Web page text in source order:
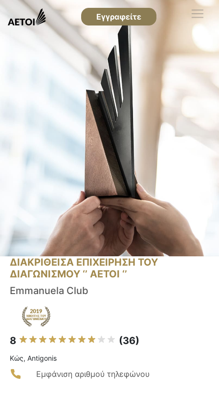
Εγγραφείτε
ΔΙΑΚΡΙΘΕΙΣΑ ΕΠΙΧΕΙΡΗΣΗ ΤΟΥ
ΔΙΑΓΩΝΙΣΜΟΥ ‘’ ΑΕΤΟΙ ‘’
Emmanuela Club
8 (36)
Κώς, Antigonis
Εμφάνιση αριθμού τηλεφώνου